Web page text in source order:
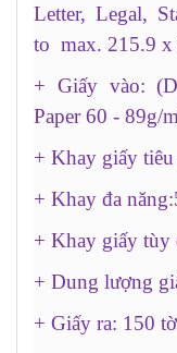
Letter, Legal,
to max. 215.9 x
+ Giấy vào:
Paper 60 - 89g/
+ Khay giấy
+ Khay đa
+ Khay giấy tùy
+ Dung lượng
+ Giấy ra: 150